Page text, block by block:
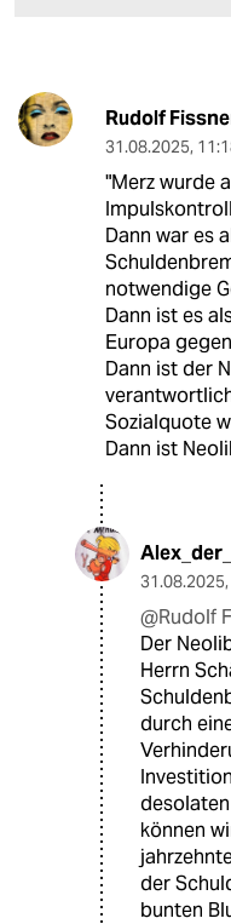
Rudolf
31.08.2025,
"Merz wurde
Dann war es
notwendige
Dann ist es
Europa
Dann ist der
Sozialquote
Dann ist
31.08.2025,
@Rudolf
Der
Herrn
durch
können
der
bunten